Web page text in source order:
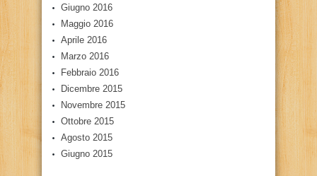
Giugno 2016
Maggio 2016
Aprile 2016
Marzo 2016
Febbraio 2016
Dicembre 2015
Novembre 2015
Ottobre 2015
Agosto 2015
Giugno 2015